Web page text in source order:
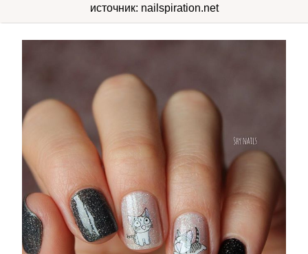
источник: nailspiration.net